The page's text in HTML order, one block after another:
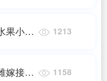
果小黄
1213
嫁接黄
1158